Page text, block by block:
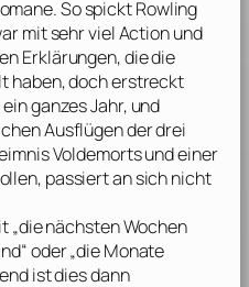
So spicktRowling
mit sehr viel Action und
Erklärungen, die die
haben, doch erstreckt
ganzes Jahr, und
Ausflügen der drei
Voldemorts und einer
passiert an sich nicht
„die nächsten Wochen
oder „die Monate
ist dies dann